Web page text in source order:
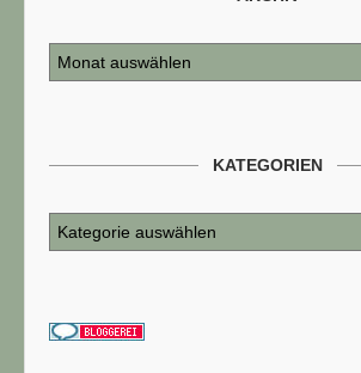
KATEGORIEN